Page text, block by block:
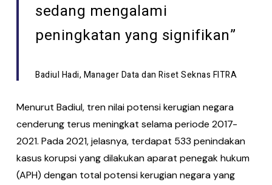
sedang mengalami
peningkatan yang signifikan”
Badiul Hadi, Manager Data dan Riset Seknas FITRA
Menurut Badiul, tren nilai potensi kerugian negara
cenderung terus meningkat selama periode 2017-
2021. Pada 2021, jelasnya, terdapat 533 penindakan
kasus korupsi yang dilakukan aparat penegak hukum
(APH) dengan total potensi kerugian negara yang